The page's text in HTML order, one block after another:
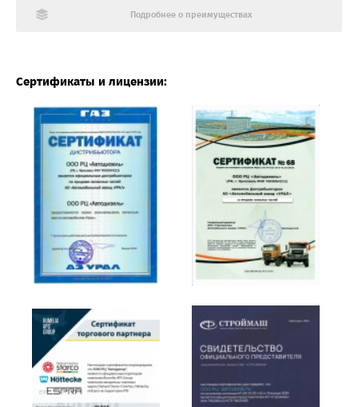
Подробнее о преимуществах
Сертификаты и лицензии: